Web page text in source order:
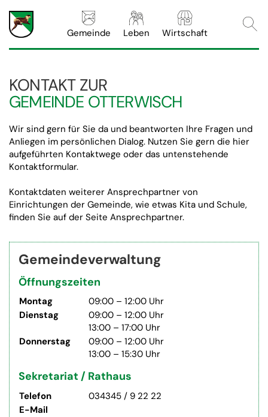
Gemeinde Leben Wirtschaft
KONTAKT ZUR
GEMEINDE OTTERWISCH
Wir sind gern für Sie da und beantworten Ihre Fragen und
Anliegen im persönlichen Dialog. Nutzen Sie gern die hier
aufgeführten Kontaktwege oder das untenstehende
Kontaktformular.
Kontaktdaten weiterer Ansprechpartner von
Einrichtungen der Gemeinde, wie etwas Kita und Schule,
finden Sie auf der Seite Ansprechpartner.
Gemeinde­verwaltung
Öffnungszeiten
Montag
09:00 – 12:00 Uhr
Dienstag
09:00 – 12:00 Uhr
13:00 – 17:00 Uhr
Donnerstag
09:00 – 12:00 Uhr
13:00 – 15:30 Uhr
Sekretariat / Rathaus
Telefon
034345 / 9 22 22
E-Mail